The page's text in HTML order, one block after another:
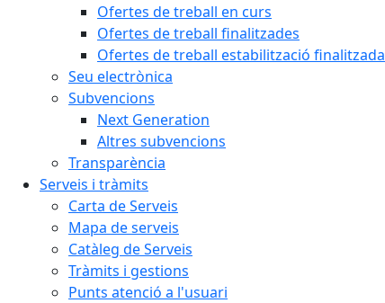
Ofertes de treball en curs
Ofertes de treball finalitzades
Ofertes de treball estabilització finalitzada
Seu electrònica
Subvencions
Next Generation
Altres subvencions
Transparència
Serveis i tràmits
Carta de Serveis
Mapa de serveis
Catàleg de Serveis
Tràmits i gestions
Punts atenció a l'usuari